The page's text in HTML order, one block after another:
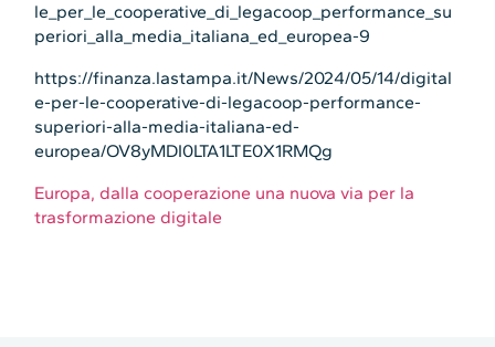
le_per_le_cooperative_di_legacoop_performance_su
periori_alla_media_italiana_ed_europea-9
https://finanza.lastampa.it/News/2024/05/14/digital
e-per-le-cooperative-di-legacoop-performance-
superiori-alla-media-italiana-ed-
europea/OV8yMDI0LTA1LTE0X1RMQg
Europa, dalla cooperazione una nuova via per la
trasformazione digitale